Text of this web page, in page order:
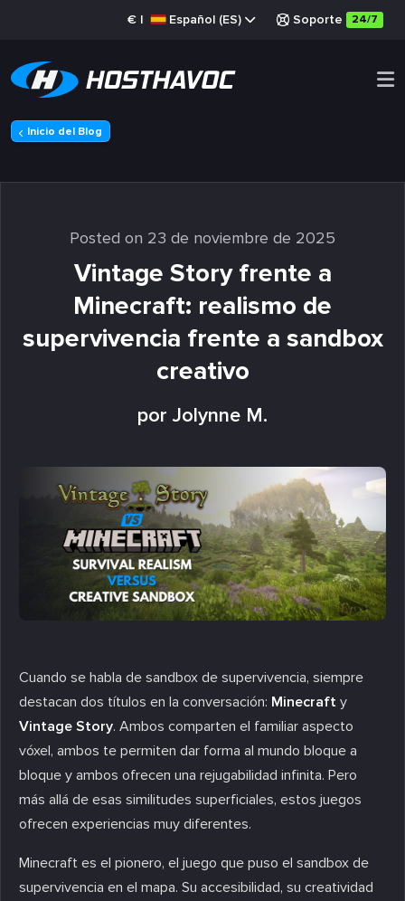
€ | Español (ES) Soporte 24/7
Inicio del Blog
Posted on 23 de noviembre de 2025
Vintage Story frente a
Minecraft: realismo de
supervivencia frente a sandbox
creativo
por Jolynne M.
Cuando se habla de sandbox de supervivencia, siempre
destacan dos títulos en la conversación: Minecraft y
Vintage Story. Ambos comparten el familiar aspecto
vóxel, ambos te permiten dar forma al mundo bloque a
bloque y ambos ofrecen una rejugabilidad infinita. Pero
más allá de esas similitudes superficiales, estos juegos
ofrecen experiencias muy diferentes.
Minecraft es el pionero, el juego que puso el sandbox de
supervivencia en el mapa. Su accesibilidad, su creatividad